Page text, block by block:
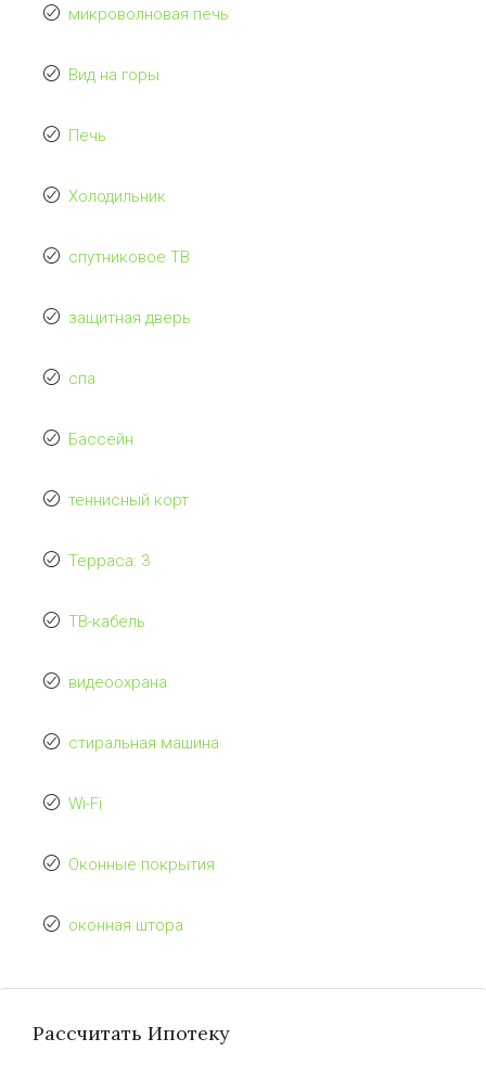
микроволновая печь
Вид на горы
Печь
Холодильник
спутниковое ТВ
защитная дверь
спа
Бассейн
теннисный корт
Терраса: 3
ТВ-кабель
видеоохрана
стиральная машина
Wi-Fi
Оконные покрытия
оконная штора
Рассчитать Ипотеку